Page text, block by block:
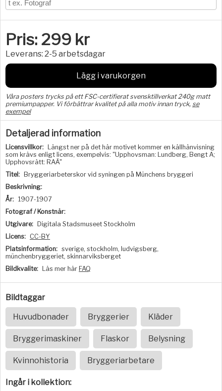
Pris: 299 kr
Leverans: 2-5 arbetsdagar
Lägg i varukorgen
Våra posters trycks på ett FSC-certifierat svensktillverkat 240g matt
premiumpapper. Vi förbättrar kvalitet på alla motiv innan tryck, se
exempel
Detaljerad information
Licensvillkor:
Längst ner på det här motivet kommer en källhänvisning
som krävs enligt licens, exempelvis: "Upphovsman: Lundberg, Bengt A;
Upphovsrätt: RAÄ"
Titel:
Bryggeriarbeterskor vid syningen på Münchens bryggeri
Beskrivning:
År: 1907-1907
Fotograf / Konstnär:
Utgivare:
Digitala Stadsmuseet Stockholm
Licens: CC-BY
Platsinformation: sverige, stockholm, ludvigsberg,
münchenbryggeriet, skinnarviksberget
Bildkvalite:
Läs mer här FAQ
Bildtaggar
Huvudbonader Bryggerier Kläder
Bryggerimaskiner Flaskor Belysning
Kvinnohistoria Bryggeriarbetare
Ingår i kollektion: